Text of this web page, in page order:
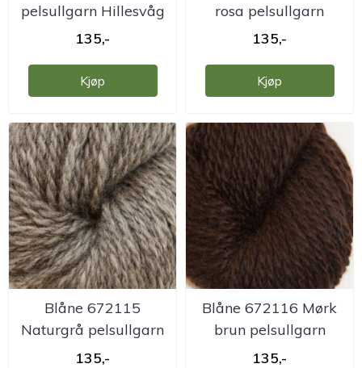
pelsullgarn Hillesvåg
135,-
Kjøp
rosa pelsullgarn
Hillesvåg
135,-
Kjøp
Blåne 672115
Naturgrå pelsullgarn
Hillesvåg
135,-
Blåne 672116 Mørk
brun pelsullgarn
Hillesvåg
135,-